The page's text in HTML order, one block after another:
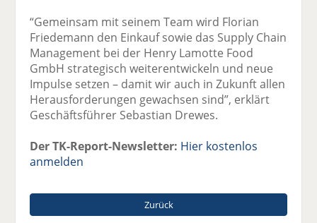
“Gemeinsam mit seinem Team wird Florian
Friedemann den Einkauf sowie das Supply Chain
Management bei der Henry Lamotte Food
GmbH strategisch weiterentwickeln und neue
Impulse setzen – damit wir auch in Zukunft allen
Herausforderungen gewachsen sind”, erklärt
Geschäftsführer Sebastian Drewes.
Der TK-Report-Newsletter: Hier kostenlos
anmelden
Zurück